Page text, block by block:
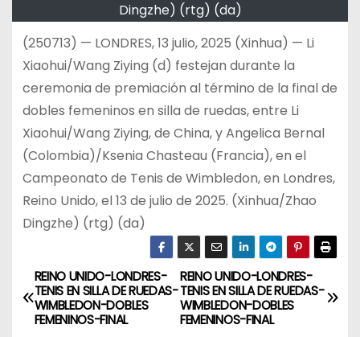
Dingzhe) (rtg) (da)
(250713) — LONDRES, 13 julio, 2025 (Xinhua) — Li
Xiaohui/Wang Ziying (d) festejan durante la
ceremonia de premiación al término de la final de
dobles femeninos en silla de ruedas, entre Li
Xiaohui/Wang Ziying, de China, y Angelica Bernal
(Colombia)/Ksenia Chasteau (Francia), en el
Campeonato de Tenis de Wimbledon, en Londres,
Reino Unido, el 13 de julio de 2025. (Xinhua/Zhao
Dingzhe) (rtg) (da)
N
a
REINO UNIDO-LONDRES-
TENIS EN SILLA DE RUEDAS-
WIMBLEDON-DOBLES
FEMENINOS-FINAL
REINO UNIDO-LONDRES-
TENIS EN SILLA DE RUEDAS-
WIMBLEDON-DOBLES
FEMENINOS-FINAL